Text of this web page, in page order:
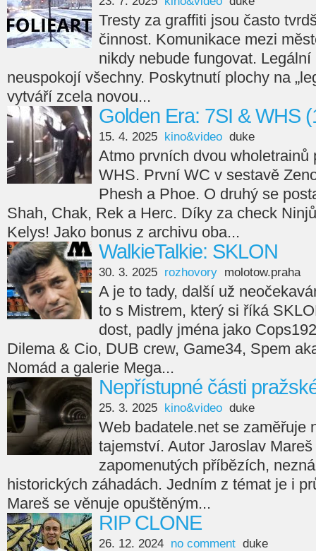
Tresty za graffiti jsou často
činnost. Komunikace mezi
nikdy nebude fungovat.
neuspokojí všechny. Poskytnutí plochy na
vytváří zcela novou...
Golden Era: 7SI & WHS
15. 4. 2025 kino&video duke
Atmo prvních dvou wholetrainů
WHS. První WC v sestavě
Phesh a Phoe. O druhý se
Shah, Chak, Rek a Herc. Díky za check
Kelys! Jako bonus z archivu oba...
WalkieTalkie: SKLON
30. 3. 2025 rozhovory molotow.praha
A je to tady, další už
to s Mistrem, který si říká
dost, padly jména jako
Dilema & Cio, DUB crew, Game34, Spem
Nomád a galerie Mega...
Nepřístupné části
25. 3. 2025 kino&video duke
Web badatele.net se zaměřuje
tajemství. Autor Jaroslav
zapomenutých příbězích,
historických záhadách. Jedním z témat je i
Mareš se věnuje opuštěným...
RIP CLONE
26. 12. 2024 no comment duke